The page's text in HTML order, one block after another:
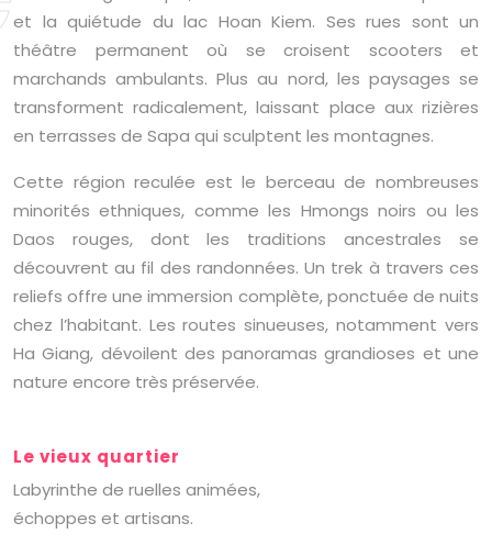
et la quiétude du lac Hoan Kiem. Ses rues sont un
théâtre permanent où se croisent scooters et
marchands ambulants. Plus au nord, les paysages se
transforment radicalement, laissant place aux rizières
en terrasses de Sapa qui sculptent les montagnes.
Cette région reculée est le berceau de nombreuses
minorités ethniques, comme les Hmongs noirs ou les
Daos rouges, dont les traditions ancestrales se
découvrent au fil des randonnées. Un trek à travers ces
reliefs offre une immersion complète, ponctuée de nuits
chez l’habitant. Les routes sinueuses, notamment vers
Ha Giang, dévoilent des panoramas grandioses et une
nature encore très préservée.
Le vieux quartier
Labyrinthe de ruelles animées,
échoppes et artisans.